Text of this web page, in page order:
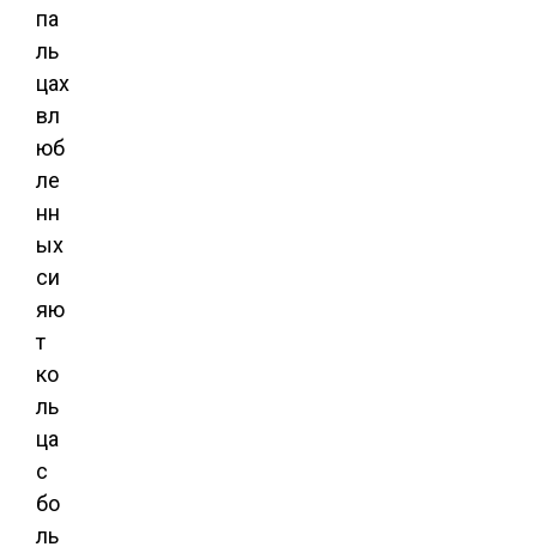
па
ль
цах
вл
юб
ле
нн
ых
си
яю
т
ко
ль
ца
с
бо
ль